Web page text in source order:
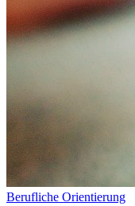
Berufliche Orientierung